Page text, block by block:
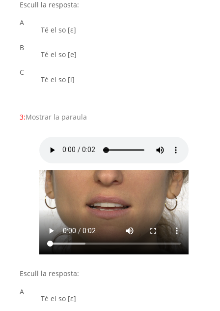
Escull la resposta:
A
Té el so [ε]
B
Té el so [e]
C
Té el so [i]
3:Mostrar la paraula
Escull la resposta:
A
Té el so [ε]